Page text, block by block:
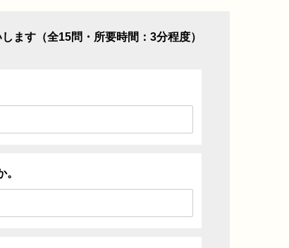
ます（全15問・所要時間：3分程度）